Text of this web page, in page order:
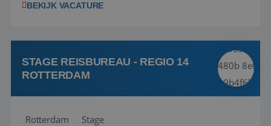
wensen van je team, je klant en wat er in de
klanten te overtuigen om die droomreis te
boeken! ...
BEKIJK VACATURE
STAGE REISBUREAU - REGIO 14
ROTTERDAM
Rotterdam Stage